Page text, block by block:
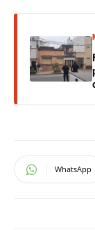
WhatsApp